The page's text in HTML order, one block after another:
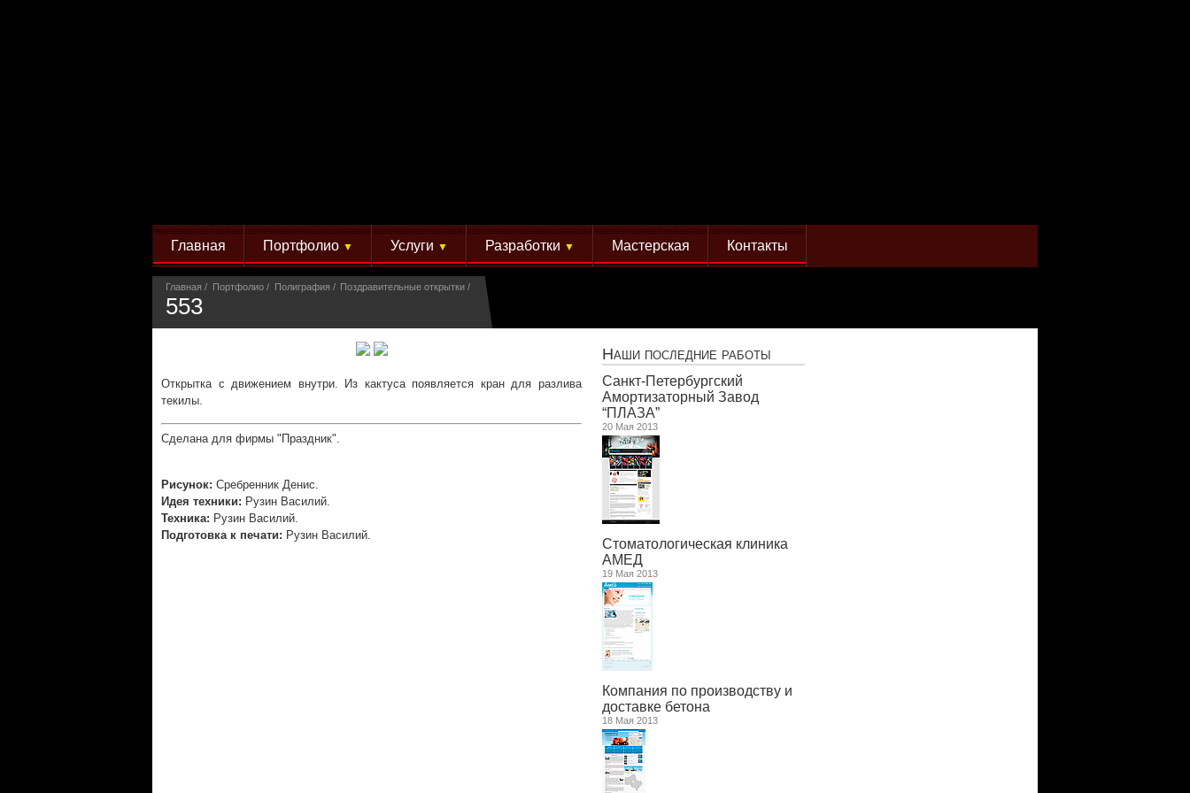
Главная Портфолио ▼ Услуги ▼ Разработки ▼ Мастерская Контакты
Главная Портфолио Полиграфия Поздравительные открытки
553
Открытка с движением внутри. Из кактуса появляется кран для разлива
текилы.
Сделана для фирмы "Праздник".
Рисунок: Сребренник Денис.
Идея техники: Рузин Василий.
Техника: Рузин Василий.
Подготовка к печати: Рузин Василий.
Наши последние работы
Санкт-Петербургский
Амортизаторный Завод
“ПЛАЗА”
20 Мая 2013
Стоматологическая клиника
АМЕД
19 Мая 2013
Компания по производству и
доставке бетона
18 Мая 2013